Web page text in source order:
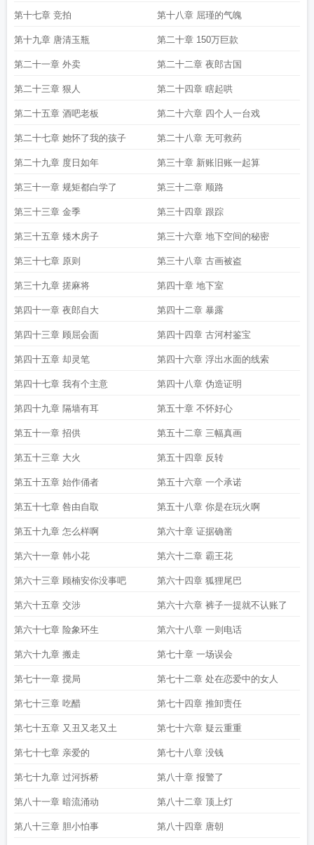
第十七章 竞拍 第十八章 屈瑾的气魄
第十九章 唐清玉瓶 第二十章 150万巨款
第二十一章 外卖 第二十二章 夜郎古国
第二十三章 狠人 第二十四章 瞎起哄
第二十五章 酒吧老板 第二十六章 四个人一台戏
第二十七章 她怀了我的孩子 第二十八章 无可救药
第二十九章 度日如年 第三十章 新账旧账一起算
第三十一章 规矩都白学了 第三十二章 顺路
第三十三章 金季 第三十四章 跟踪
第三十五章 矮木房子 第三十六章 地下空间的秘密
第三十七章 原则 第三十八章 古画被盗
第三十九章 搓麻将 第四十章 地下室
第四十一章 夜郎自大 第四十二章 暴露
第四十三章 顾屈会面 第四十四章 古河村鉴宝
第四十五章 却灵笔 第四十六章 浮出水面的线索
第四十七章 我有个主意 第四十八章 伪造证明
第四十九章 隔墙有耳 第五十章 不怀好心
第五十一章 招供 第五十二章 三幅真画
第五十三章 大火 第五十四章 反转
第五十五章 始作俑者 第五十六章 一个承诺
第五十七章 咎由自取 第五十八章 你是在玩火啊
第五十九章 怎么样啊 第六十章 证据确凿
第六十一章 韩小花 第六十二章 霸王花
第六十三章 顾楠安你没事吧 第六十四章 狐狸尾巴
第六十五章 交涉 第六十六章 裤子一提就不认账了
第六十七章 险象环生 第六十八章 一则电话
第六十九章 搬走 第七十章 一场误会
第七十一章 搅局 第七十二章 处在恋爱中的女人
第七十三章 吃醋 第七十四章 推卸责任
第七十五章 又丑又老又土 第七十六章 疑云重重
第七十七章 亲爱的 第七十八章 没钱
第七十九章 过河拆桥 第八十章 报警了
第八十一章 暗流涌动 第八十二章 顶上灯
第八十三章 胆小怕事 第八十四章 唐朝